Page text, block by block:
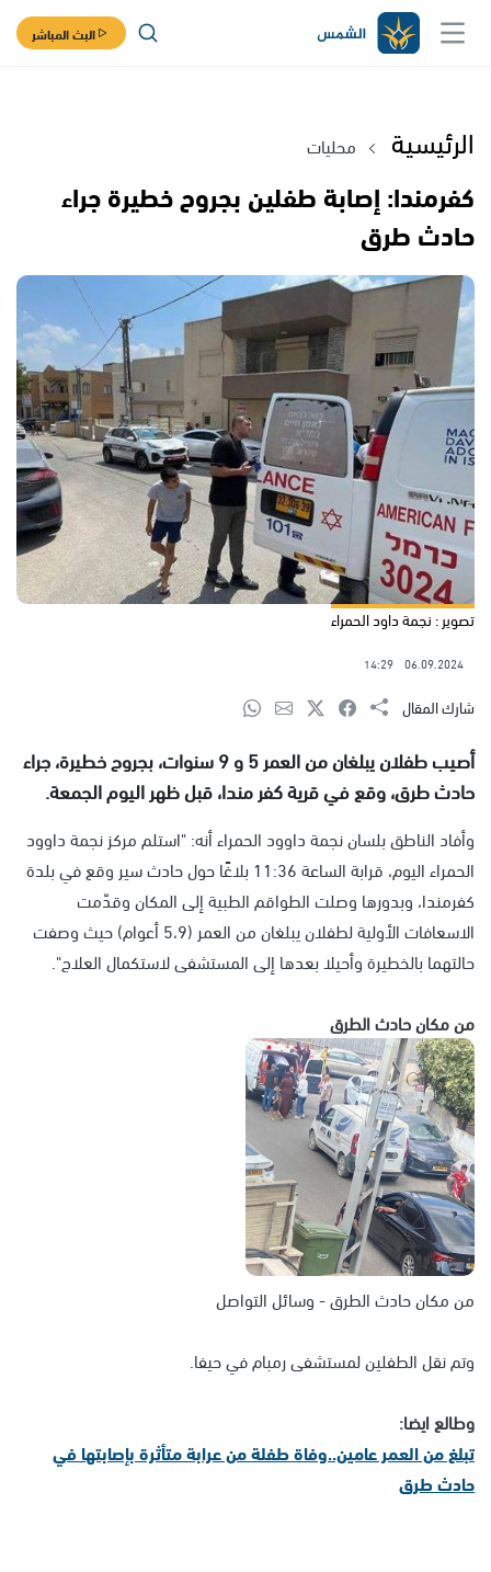
البث المباشر
الرئيسية محليات
كفرمندا: إصابة طفلين بجروح خطيرة جراء
حادث طرق
تصوير : نجمة داود الحمراء
06.09.2024
14:29
شارك المقال
أصيب طفلان يبلغان من العمر 5 و 9 سنوات، بجروح خطيرة، جراء
حادث طرق، وقع في قرية كفر مندا، قبل ظهر اليوم الجمعة.
وأفاد الناطق بلسان نجمة داوود الحمراء أنه: "استلم مركز نجمة داوود
الحمراء اليوم، قرابة الساعة 11:36 بلاغًا حول حادث سير وقع في بلدة
كفرمندا، وبدورها وصلت الطواقم الطبية إلى المكان وقدّمت
الاسعافات الأولية لطفلان يبلغان من العمر (5،9 أعوام) حيث وصفت
حالتهما بالخطيرة وأحيلا بعدها إلى المستشفى لاستكمال العلاج".
من مكان حادث الطرق
من مكان حادث الطرق - وسائل التواصل
وتم نقل الطفلين لمستشفى رمبام في حيفا.
وطالع ايضا:
تبلغ من العمر عامين..وفاة طفلة من عرابة متأثرة بإصابتها في
حادث طرق